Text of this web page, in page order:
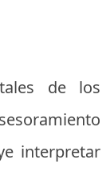
de los
interpretar